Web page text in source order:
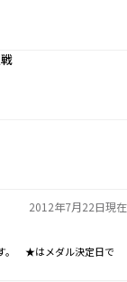
2012年7月22日現在
。 ★はメダル決定日で